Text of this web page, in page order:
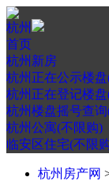
杭州
首页
杭州新房
杭州正在公示楼
杭州正在登记楼
杭州楼盘摇号查
杭州公寓(不限购)
临安区住宅(不限
杭州房产网